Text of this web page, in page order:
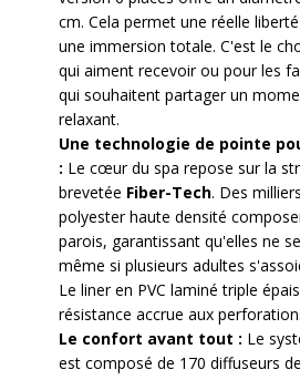
cm. Cela permet une réelle
une immersion totale. C'est le
qui aiment recevoir ou pour les
qui souhaitent partager un
relaxant.
Une technologie de pointe
: Le cœur du spa repose sur la
brevetée Fiber-Tech. Des
polyester haute densité
parois, garantissant qu'elles ne
même si plusieurs adultes
Le liner en PVC laminé triple
résistance accrue aux
Le confort avant tout : Le
est composé de 170 diffuseurs